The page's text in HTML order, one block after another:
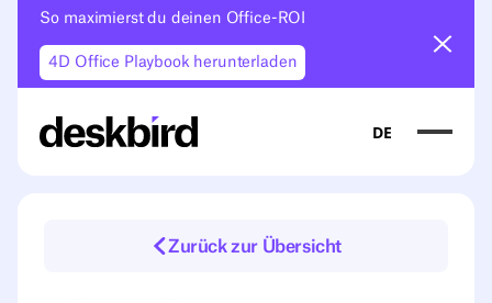
So maximierst du deinen Office-ROI
4D Office Playbook herunterladen
DE
Zurück zur Übersicht